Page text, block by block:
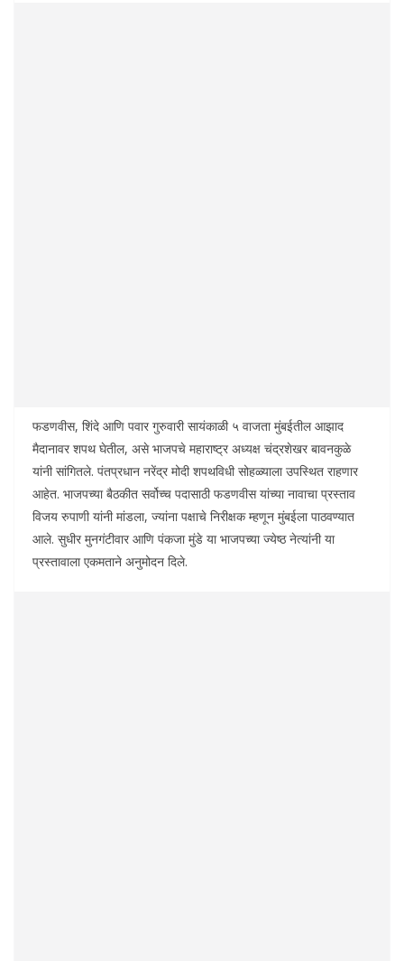
फडणवीस, शिंदे आणि पवार गुरुवारी सायंकाळी ५ वाजता मुंबईतील आझाद
मैदानावर शपथ घेतील, असे भाजपचे महाराष्ट्र अध्यक्ष चंद्रशेखर बावनकुळे
यांनी सांगितले. पंतप्रधान नरेंद्र मोदी शपथविधी सोहळ्याला उपस्थित राहणार
आहेत. भाजपच्या बैठकीत सर्वोच्च पदासाठी फडणवीस यांच्या नावाचा प्रस्ताव
विजय रुपाणी यांनी मांडला, ज्यांना पक्षाचे निरीक्षक म्हणून मुंबईला पाठवण्यात
आले. सुधीर मुनगंटीवार आणि पंकजा मुंडे या भाजपच्या ज्येष्ठ नेत्यांनी या
प्रस्तावाला एकमताने अनुमोदन दिले.